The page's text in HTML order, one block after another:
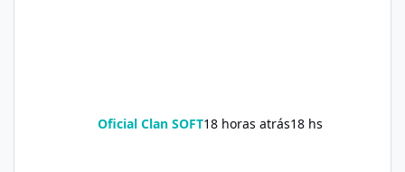
Oficial Clan SOFT18 horas atrás18 hs